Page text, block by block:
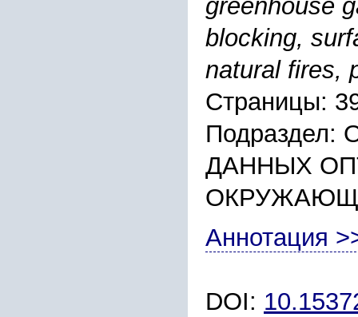
greenhouse
blocking,
natural fires,
Страницы:
ДАННЫХ
Аннотация
DOI: